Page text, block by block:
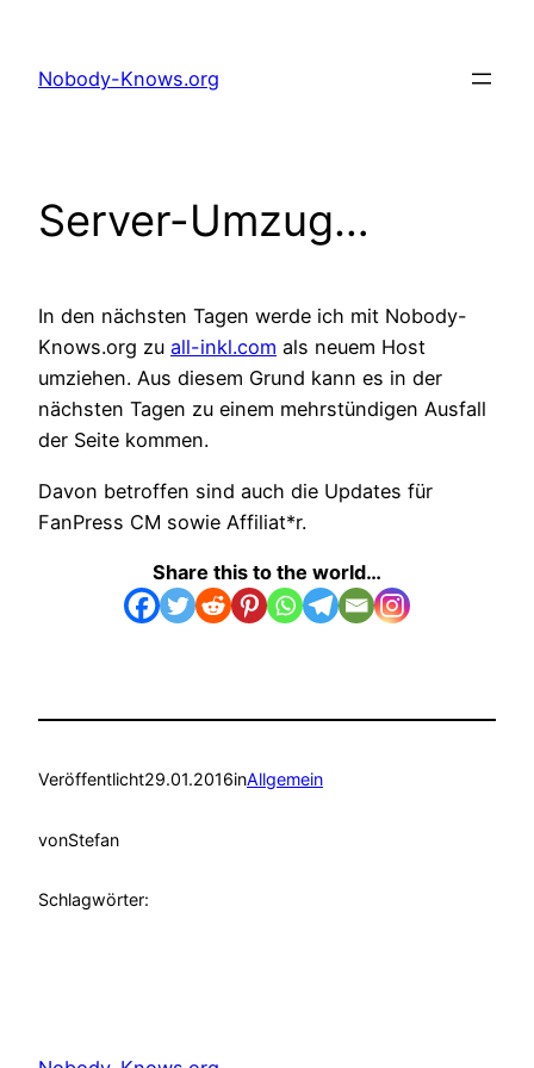
springen
Nobody-Knows.org
Server-Umzug…
In den nächsten Tagen werde ich mit Nobody-
Knows.org zu all-inkl.com als neuem Host
umziehen. Aus diesem Grund kann es in der
nächsten Tagen zu einem mehrstündigen Ausfall
der Seite kommen.
Davon betroffen sind auch die Updates für
FanPress CM sowie Affiliat*r.
Share this to the world…
Veröffentlicht29.01.2016inAllgemein
vonStefan
Schlagwörter: